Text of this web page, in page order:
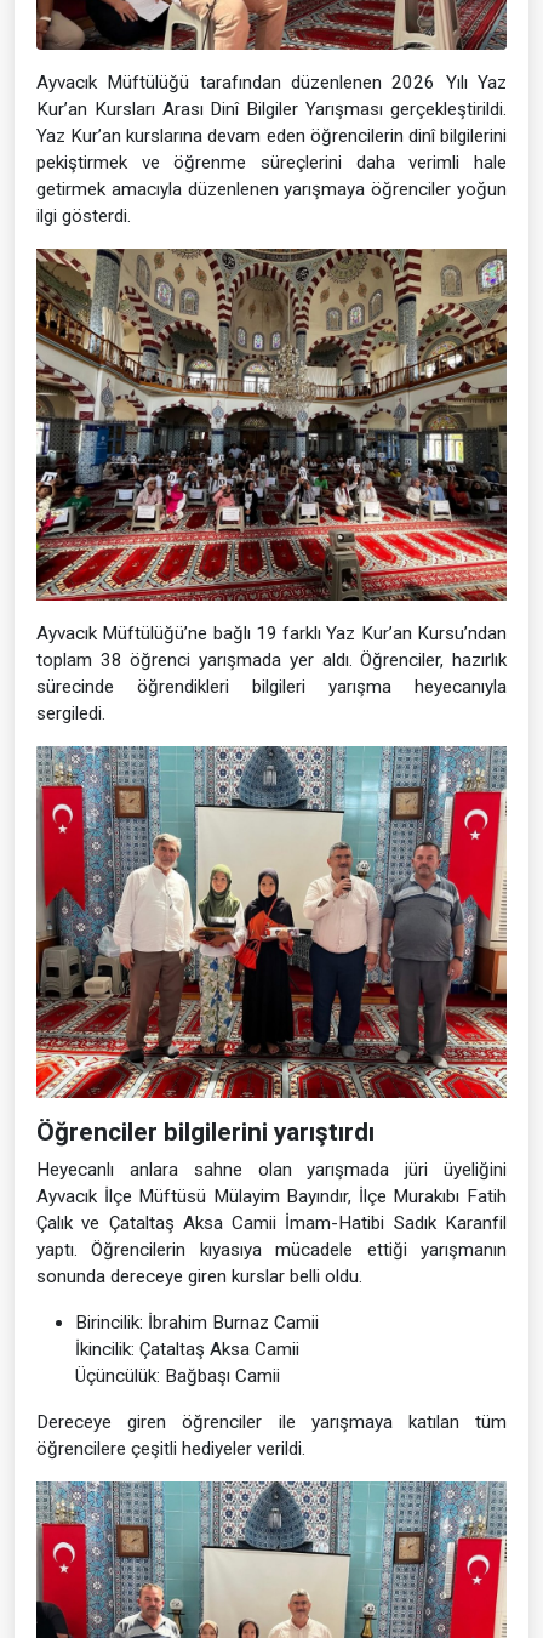
Ayvacık Müftülüğü tarafından düzenlenen 2026 Yılı Yaz
Kur’an Kursları Arası Dinî Bilgiler Yarışması gerçekleştirildi.
Yaz Kur’an kurslarına devam eden öğrencilerin dinî bilgilerini
pekiştirmek ve öğrenme süreçlerini daha verimli hale
getirmek amacıyla düzenlenen yarışmaya öğrenciler yoğun
ilgi gösterdi.
Ayvacık Müftülüğü’ne bağlı 19 farklı Yaz Kur’an Kursu’ndan
toplam 38 öğrenci yarışmada yer aldı. Öğrenciler, hazırlık
sürecinde öğrendikleri bilgileri yarışma heyecanıyla
sergiledi.
Öğrenciler bilgilerini yarıştırdı
Heyecanlı anlara sahne olan yarışmada jüri üyeliğini
Ayvacık İlçe Müftüsü Mülayim Bayındır, İlçe Murakıbı Fatih
Çalık ve Çataltaş Aksa Camii İmam-Hatibi Sadık Karanfil
yaptı. Öğrencilerin kıyasıya mücadele ettiği yarışmanın
sonunda dereceye giren kurslar belli oldu.
Birincilik: İbrahim Burnaz Camii
İkincilik: Çataltaş Aksa Camii
Üçüncülük: Bağbaşı Camii
Dereceye giren öğrenciler ile yarışmaya katılan tüm
öğrencilere çeşitli hediyeler verildi.